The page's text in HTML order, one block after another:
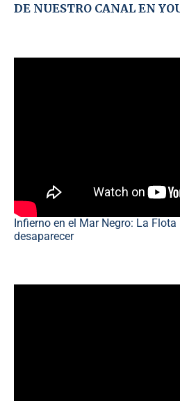
DE NUESTRO CANAL EN
Infierno en el Mar Negro: La
desaparecer